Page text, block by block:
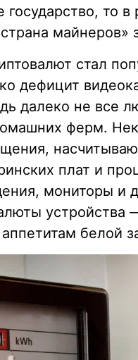
государство, то
майнеров»
стал
дефицит
далеко не все
ферм.
плат и
мониторы и
белой